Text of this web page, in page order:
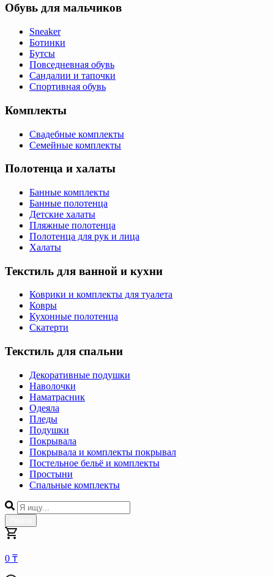
Обувь для мальчиков
Sneaker
Ботинки
Бутсы
Повседневная обувь
Сандалии и тапочки
Спортивная обувь
Комплекты
Свадебные комплекты
Семейные комплекты
Полотенца и халаты
Банные комплекты
Банные полотенца
Детские халаты
Пляжные полотенца
Полотенца для рук и лица
Халаты
Текстиль для ванной и кухни
Коврики и комплекты для туалета
Ковры
Кухонные полотенца
Скатерти
Текстиль для спальни
Декоративные подушки
Наволочки
Наматрасник
Одеяла
Пледы
Подушки
Покрывала
Покрывала и комплекты покрывал
Постельное бельё и комплекты
Простыни
Спальные комплекты
0 ₸